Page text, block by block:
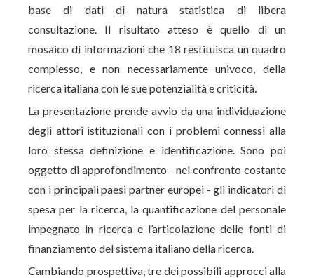
base di dati di natura statistica di libera
consultazione. Il risultato atteso è quello di un
mosaico di informazioni che 18 restituisca un quadro
complesso, e non necessariamente univoco, della
ricerca italiana con le sue potenzialità e criticità.
La presentazione prende avvio da una individuazione
degli attori istituzionali con i problemi connessi alla
loro stessa definizione e identificazione. Sono poi
oggetto di approfondimento - nel confronto costante
con i principali paesi partner europei - gli indicatori di
spesa per la ricerca, la quantificazione del personale
impegnato in ricerca e l’articolazione delle fonti di
finanziamento del sistema italiano della ricerca.
Cambiando prospettiva, tre dei possibili approcci alla